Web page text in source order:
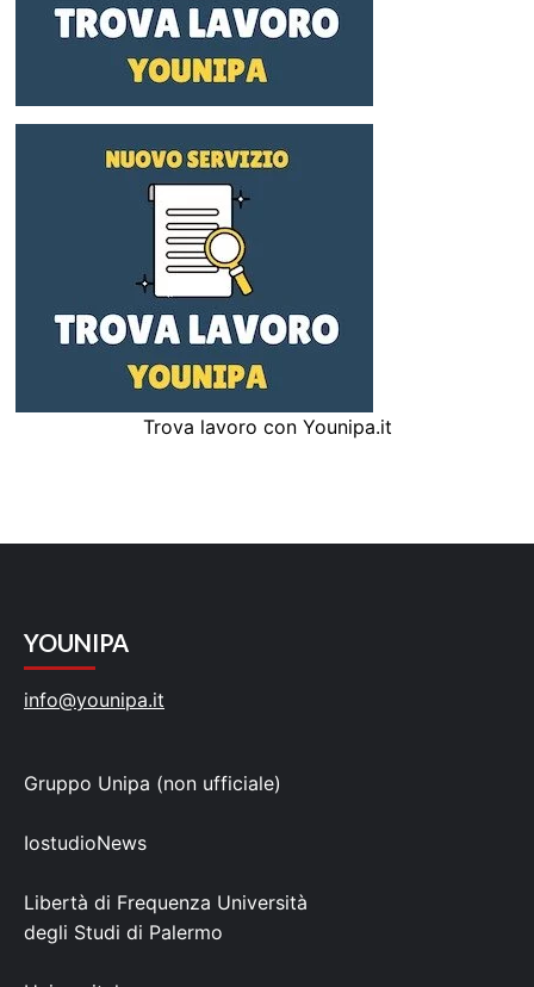
Trova lavoro con Younipa.it
YOUNIPA
info@younipa.it
Gruppo Unipa (non ufficiale)
IostudioNews
Libertà di Frequenza Università
degli Studi di Palermo